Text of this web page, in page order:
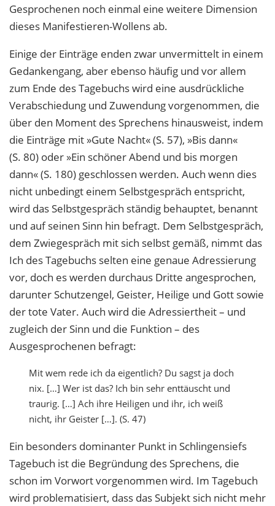
Gesprochenen noch einmal eine weitere Dimension
dieses Manifestieren-Wollens ab.
Einige der Einträge enden zwar unvermittelt in einem
Gedankengang, aber ebenso häufig und vor allem
zum Ende des Tagebuchs wird eine ausdrückliche
Verabschiedung und Zuwendung vorgenommen, die
über den Moment des Sprechens hinausweist, indem
die Einträge mit »Gute Nacht« (S. 57), »Bis dann«
(S. 80) oder »Ein schöner Abend und bis morgen
dann« (S. 180) geschlossen werden. Auch wenn dies
nicht unbedingt einem Selbstgespräch entspricht,
wird das Selbstgespräch ständig behauptet, benannt
und auf seinen Sinn hin befragt. Dem Selbstgespräch,
dem Zwiegespräch mit sich selbst gemäß, nimmt das
Ich des Tagebuchs selten eine genaue Adressierung
vor, doch es werden durchaus Dritte angesprochen,
darunter Schutzengel, Geister, Heilige und Gott sowie
der tote Vater. Auch wird die Adressiertheit – und
zugleich der Sinn und die Funktion – des
Ausgesprochenen befragt:
Mit wem rede ich da eigentlich? Du sagst ja doch
nix. […] Wer ist das? Ich bin sehr enttäuscht und
traurig. […] Ach ihre Heiligen und ihr, ich weiß
nicht, ihr Geister […]. (S. 47)
Ein besonders dominanter Punkt in Schlingensiefs
Tagebuch ist die Begründung des Sprechens, die
schon im Vorwort vorgenommen wird. Im Tagebuch
wird problematisiert, dass das Subjekt sich nicht mehr